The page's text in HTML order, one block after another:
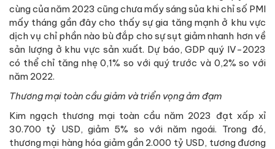
cùng của năm 2023 cũng chưa mấy sáng sủa khi chỉ số PMI
mấy tháng gần đây cho thấy sự gia tăng mạnh ở khu vực
dịch vụ chỉ phần nào bù đắp cho sự sụt giảm nhanh hơn về
sản lượng ở khu vực sản xuất. Dự báo, GDP quý IV-2023
có thể chỉ tăng nhẹ 0,1% so với quý trước và 0,2% so với
năm 2022.
Thương mại toàn cầu giảm và triển vọng ảm đạm
Kim ngạch thương mại toàn cầu năm 2023 đạt xấp xỉ
30.700 tỷ USD, giảm 5% so với năm ngoái. Trong đó,
thương mại hàng hóa giảm gần 2.000 tỷ USD, tương đương